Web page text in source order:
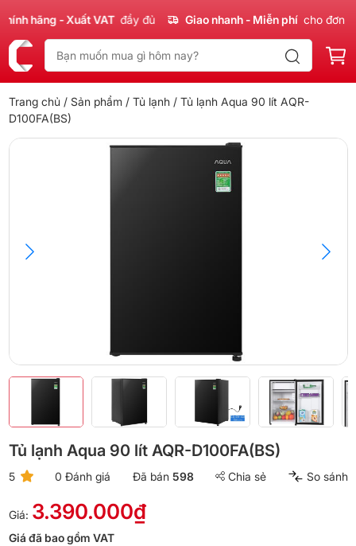
hãng - Xuất VAT đầy đủ Giao nhanh - Miễn phí cho đơn
Trang chủ / Sản phẩm / Tủ lạnh / Tủ lạnh Aqua 90 lít AQR-
D100FA(BS)
Tủ lạnh Aqua 90 lít AQR-D100FA(BS)
5 0 Đánh giá Đã bán 598 Chia sẻ So sánh
Giá: 3.390.000₫
Giá đã bao gồm VAT